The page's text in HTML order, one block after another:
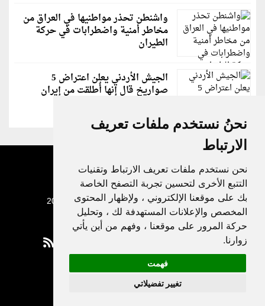
نحنُ نستخدم ملفات تعريف
الارتباط
نحن نستخدم ملفات تعريف الارتباط وتقنيات
التتبع الأخرى لتحسين تجربة التصفح الخاصة
بك على موقعنا الإلكتروني ، ولإظهار المحتوى
المخصص والإعلانات المستهدفة لك ، وتحليل
حركة المرور على موقعنا ، وفهم من أين يأتي
زوارنا.
فهمت
تغيير تفضيلاتي
واشنطن تحذر مواطنيها في العراق من
مخاطر أمنية واضطرابات في حركة
الطيران
الجيش الأردني يعلن اعتراض 5
صواريخ قال إنها أُطلقت من إيران
جميع الحقوق محفوظة لدنيا الوطن © 2003 - 2022
Privacy Policy